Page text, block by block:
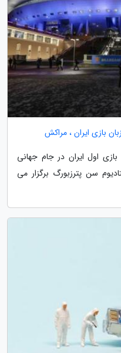
بازی ایران ، مراکش
اول ایران در جام جهانی
سن پترزبورگ برگزار می